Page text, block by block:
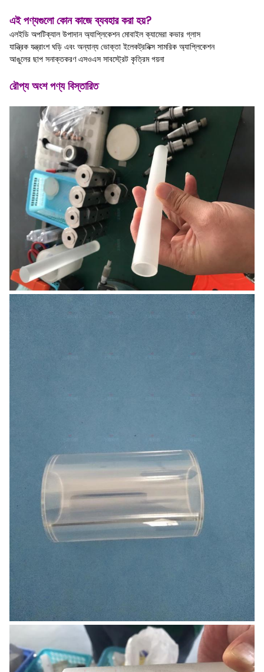
এই পণ্যগুলো কোন কাজে ব্যবহার করা হয়?
এলইডি অপটিক্যাল উপাদান অ্যাপ্লিকেশন মোবাইল ক্যামেরা কভার গ্লাস
যান্ত্রিক যন্ত্রাংশ ঘড়ি এবং অন্যান্য ভোক্তা ইলেকট্রনিক্স সামরিক অ্যাপ্লিকেশন
আঙুলের ছাপ সনাক্তকরণ এসওএস সাবস্ট্রেট কৃত্রিম গয়না
রৌপ্য অংশ পণ্য বিস্তারিত